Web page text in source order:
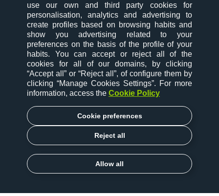
use our own and third party cookies for
personalisation, analytics and advertising to
create profiles based on browsing habits and
show you advertising related to your
preferences on the basis of the profile of your
habits. You can accept or reject all of the
cookies for all of our domains, by clicking
“Accept all” or “Reject all”, of configure them by
clicking “Manage Cookies Settings”. For more
information, access the Cookie Policy
Cookie preferences
Reject all
Allow all